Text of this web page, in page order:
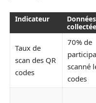
Indicateur
Données
Taux de
scan des QR
codes
70% de
scanné
codes